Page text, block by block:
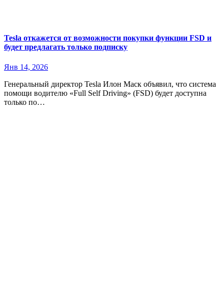
Tesla откажется от возможности покупки функции FSD и
будет предлагать только подписку
Янв 14, 2026
Генеральный директор Tesla Илон Маск объявил, что система
помощи водителю «Full Self Driving» (FSD) будет доступна
только по…